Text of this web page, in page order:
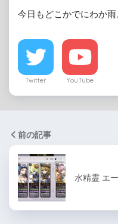
今日もどこかでにわか雨
Twitter YouTube
前の記事
水精霊 エ